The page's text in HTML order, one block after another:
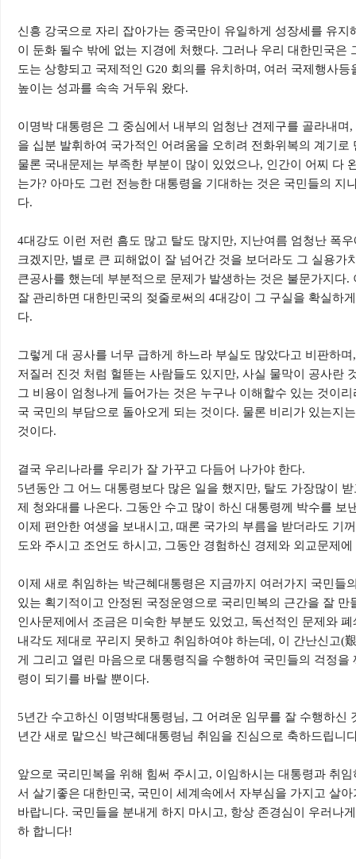
신흥 강국으로 자리 잡아가는 중국만이 유일하게 성장세를 유지
이 둔화 될수 밖에 없는 지경에 처했다. 그러나 우리 대한민국은
도는 상향되고 국제적인 G20 회의를 유치하며, 여러 국제행사
높이는 성과를 속속 거두워 왔다.
이명박 대통령은 그 중심에서 내부의 엄청난 견제구를 골라내며
을 십분 발휘하여 국가적인 어려움을 오히려 전화위복의 계기로
물론 국내문제는 부족한 부분이 많이 있었으나, 인간이 어찌 다
는가? 아마도 그런 전능한 대통령을 기대하는 것은 국민들의 지
다.
4대강도 이런 저런 흠도 많고 탈도 많지만, 지난여름 엄청난 폭
크겠지만, 별로 큰 피해없이 잘 넘어간 것을 보더라도 그 실용가
큰공사를 했는데 부분적으로 문제가 발생하는 것은 불문가지다.
잘 관리하면 대한민국의 젖줄로써의 4대강이 그 구실을 확실하
다.
그렇게 대 공사를 너무 급하게 하느라 부실도 많았다고 비판하
저질러 진것 처럼 헐뜯는 사람들도 있지만, 사실 물막이 공사란
그 비용이 엄청나게 들어가는 것은 누구나 이해할수 있는 것이
국 국민의 부담으로 돌아오게 되는 것이다. 물론 비리가 있는지
것이다.
결국 우리나라를 우리가 잘 가꾸고 다듬어 나가야 한다.
5년동안 그 어느 대통령보다 많은 일을 했지만, 탈도 가장많이
제 청와대를 나온다. 그동안 수고 많이 하신 대통령께 박수를 보
이제 편안한 여생을 보내시고, 때론 국가의 부름을 받더라도 기
도와 주시고 조언도 하시고, 그동안 경험하신 경제와 외교문제
이제 새로 취임하는 박근혜대통령은 지금까지 여러가지 국민들
있는 획기적이고 안정된 국정운영으로 국리민복의 근간을 잘 만
인사문제에서 조금은 미숙한 부분도 있었고, 독선적인 문제와
내각도 제대로 꾸리지 못하고 취임하여야 하는데, 이 간난신고(
게 그리고 열린 마음으로 대통령직을 수행하여 국민들의 걱정을
령이 되기를 바랄 뿐이다.
5년간 수고하신 이명박대통령님, 그 어려운 임무를 잘 수행하신
년간 새로 맡으신 박근혜대통령님 취임을 진심으로 축하드립니
앞으로 국리민복을 위해 힘써 주시고, 이임하시는 대통령과 취
서 살기좋은 대한민국, 국민이 세계속에서 자부심을 가지고 살
바랍니다. 국민들을 분내게 하지 마시고, 항상 존경심이 우러나
하 합니다!